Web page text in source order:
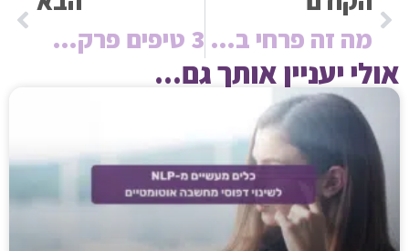
מה זה פרחי באך ואיך הם עוזרים לאיזון רגשי
3 טיפים פרקטיים לחגים – חג שבועות שמח!
אולי יעניין אותך גם...